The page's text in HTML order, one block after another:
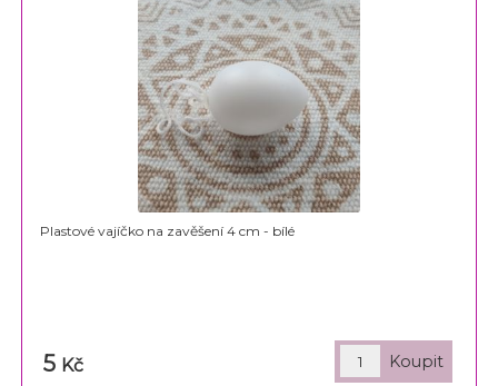
Plastové vajíčko na zavěšení 4 cm - bílé
5 Kč